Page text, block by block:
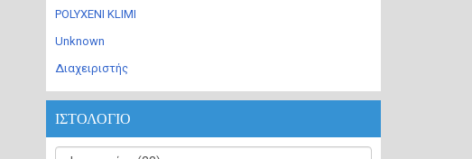
POLYXENI KLIMI
Unknown
Διαχειριστής
ΙΣΤΟΛΟΓΙΟ